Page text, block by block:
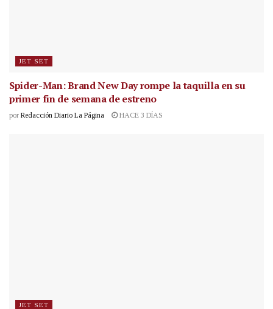
JET SET
Spider-Man: Brand New Day rompe la taquilla en su
primer fin de semana de estreno
por Redacción Diario La Página HACE 3 DÍAS
JET SET